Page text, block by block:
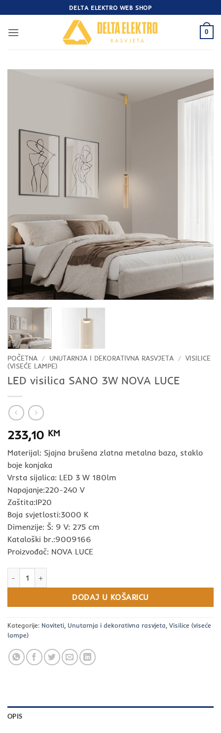
to
content
DELTA ELEKTRO WEB SHOP
0
POČETNA / UNUTARNJA I DEKORATIVNA RASVJETA / VISILICE
(VISEĆE LAMPE)
LED visilica SANO 3W NOVA LUCE
233,10 KM
Materijal: Sjajna brušena zlatna metalna baza, staklo
boje konjaka
Vrsta sijalica: LED 3 W 180lm
Napajanje:220-240 V
Zaštita:IP20
Boja svjetlosti:3000 K
Dimenzije: Š: 9 V: 275 cm
Kataloški br.:9009166
Proizvođač: NOVA LUCE
DODAJ U KOŠARICU
Kategorije: Noviteti, Unutarnja i dekorativna rasvjeta, Visilice (viseće
lampe)
OPIS